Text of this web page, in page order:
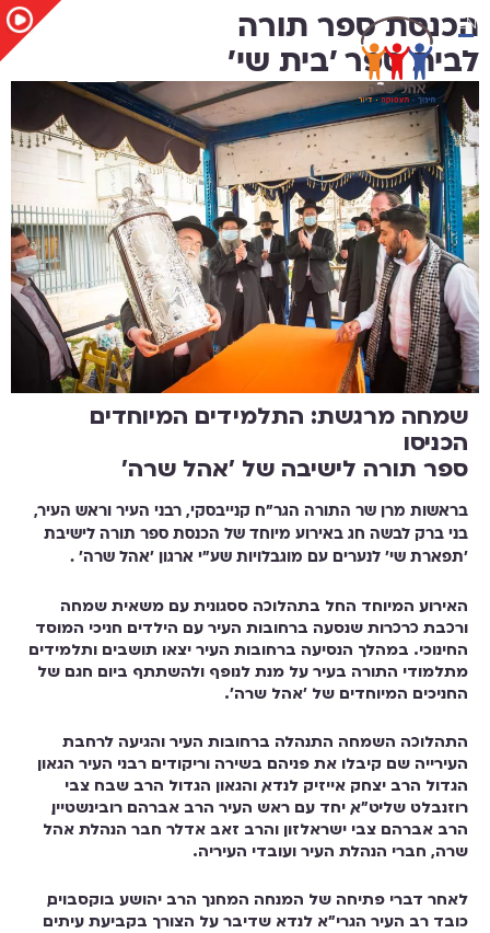
EN
הכנסת ספר תורה
לבית ספר 'בית שי'
שמחה מרגשת: התלמידים המיוחדים
הכניסו
ספר תורה לישיבה של 'אהל שרה'
בראשות מרן שר התורה הגר"ח קנייבסקי, רבני העיר וראש העיר,
בני ברק לבשה חג באירוע מיוחד של הכנסת ספר תורה לישיבת
'תפארת שי' לנערים עם מוגבלויות שע"י ארגון 'אהל שרה' .
האירוע המיוחד החל בתהלוכה ססגונית עם משאית שמחה
ורכבת כרכרות שנסעה ברחובות העיר עם הילדים חניכי המוסד
החינוכי. במהלך הנסיעה ברחובות העיר יצאו תושבים ותלמידים
מתלמודי התורה בעיר על מנת לנופף ולהשתתף ביום חגם של
החניכים המיוחדים של 'אהל שרה' .
התהלוכה השמחה התנהלה ברחובות העיר והגיעה לרחבת
העירייה שם קיבלו את פניהם בשירה וריקודים רבני העיר הגאון
הגדול הרב יצחק אייזיק לנדא, והגאון הגדול הרב שבח צבי
רוזנבלט שליט"א, יחד עם ראש העיר הרב אברהם רובינשטיין,
הרב אברהם צבי ישראלזון והרב זאב אדלר חבר הנהלת אהל
שרה, חברי הנהלת העיר ועובדי העיריה.
לאחר דברי פתיחה של המנחה המחנך הרב יהושע בוקסבוים,
כובד רב העיר הגרי"א לנדא שדיבר על הצורך בקביעת עיתים